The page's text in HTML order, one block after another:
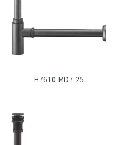
H7610-MD7-25